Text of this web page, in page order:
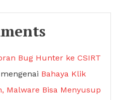
Bug Hunter ke CSIRT
mengenai Bahaya Klik
Malware Bisa Menyusup